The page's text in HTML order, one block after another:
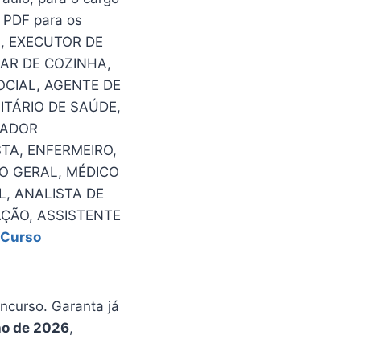
para os
EXECUTOR DE
DE COZINHA,
AGENTE DE
DE SAÚDE,
ENFERMEIRO,
GERAL, MÉDICO
ANALISTA DE
ASSISTENTE
Curso
Garanta já
de 2026,